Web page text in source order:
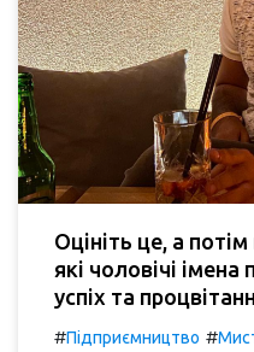
Оцініть це, а
які чоловічі
успіх та
#Підприємництво #